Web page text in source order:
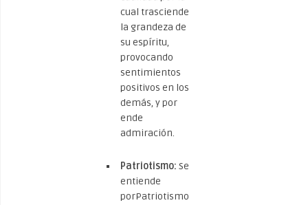
cual trasciende
la grandeza de
su espíritu,
provocando
sentimientos
positivos en los
demás, y por
ende
admiración.
Patriotismo: Se
entiende
porPatriotismo